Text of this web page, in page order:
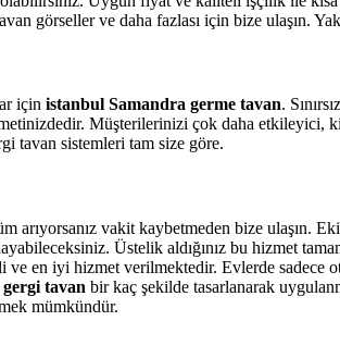
görseller ve daha fazlası için bize ulaşın.
için istanbul Samandra germe tavan.
Müşterilerinizi çok daha etkileyici,
tavan sistemleri tam size göre.
arıyorsanız vakit kaybetmeden bize ulaşın.
Üstelik aldığınız bu hizmet
en iyi hizmet verilmektedir. Evlerde sadece
gergi tavan bir kaç şekilde tasarlanarak
mümkündür.